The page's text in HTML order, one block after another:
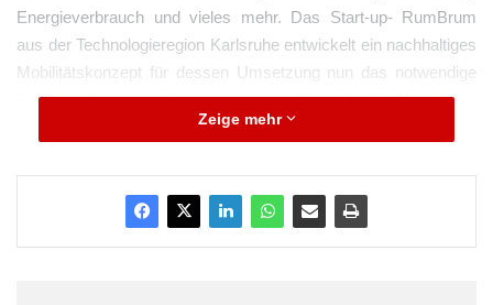
Energieverbrauch und vieles mehr. Das Start-up- RumBrum
aus der Technologieregion Karlsruhe entwickelt ein nachhaltiges
Mobilitätskonzept für dessen Umsetzung nun das notwendige
Startkapital in Form einer Crowdfunding-Kampagne
Zeige mehr